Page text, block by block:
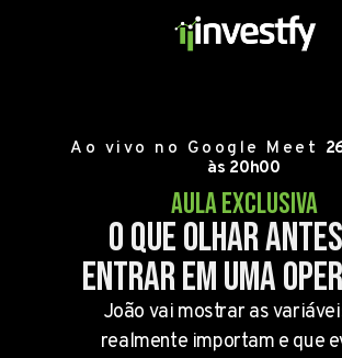
Ao vivo no Google Meet
às 20h00
Aula exclusiva
o que olhar
entrar EM UMA
João vai mostrar as
realmente importam e que